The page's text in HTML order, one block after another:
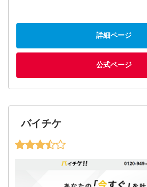
詳細ページ
公式ページ
バイチケ